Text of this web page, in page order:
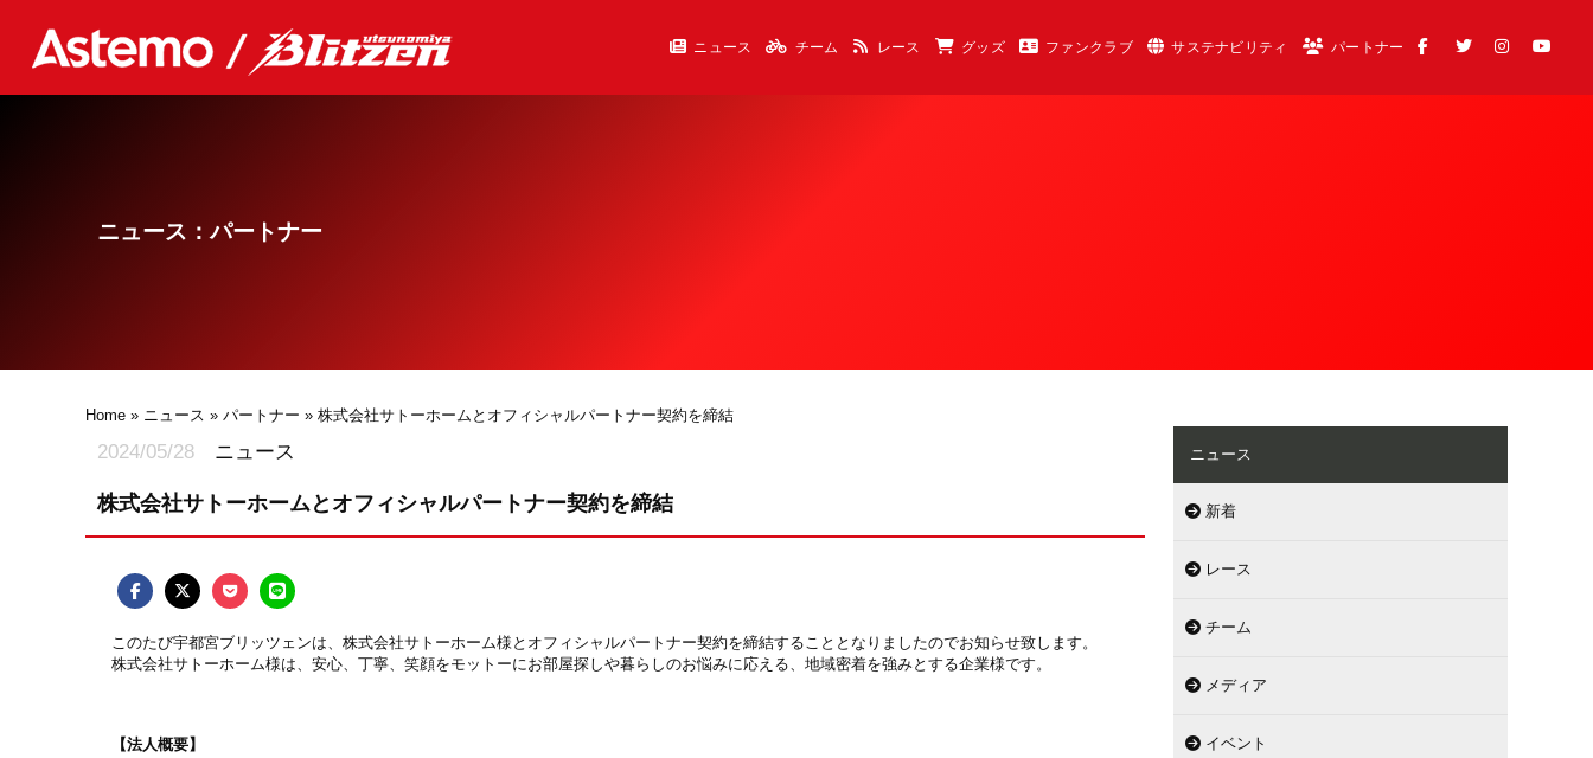
ニュース チーム レース グッズ ファンクラブ サステナビリティ パートナー
ニュース：パートナー
Home » ニュース » パートナー » 株式会社サトーホームとオフィシャルパートナー契約を締結
2024/05/28 ニュース
株式会社サトーホームとオフィシャルパートナー契約を締結
このたび宇都宮ブリッツェンは、株式会社サトーホーム様とオフィシャルパートナー契約を締結することとなりましたのでお知らせ致します。
株式会社サトーホーム様は、安心、丁寧、笑顔をモットーにお部屋探しや暮らしのお悩みに応える、地域密着を強みとする企業様です。
【法人概要】
ニュース
新着
レース
チーム
メディア
イベント